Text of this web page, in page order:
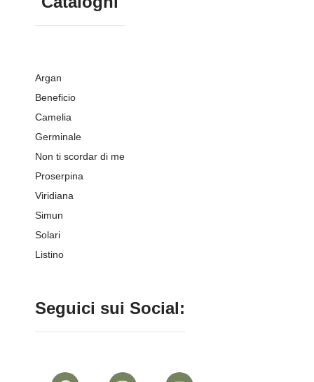
Argan
Beneficio
Camelia
Germinale
Non ti scordar di me
Proserpina
Viridiana
Simun
Solari
Listino
Seguici sui Social: